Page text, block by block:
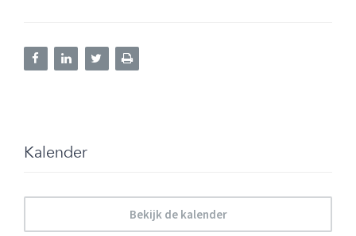
Kalender
Bekijk de kalender